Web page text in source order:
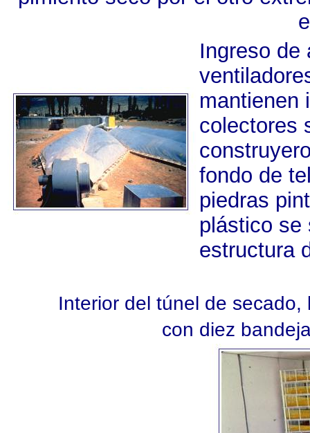
Ingreso de
mantienen
colectores
fondo de
piedras
plástico se
estructura
Interior del túnel de
con diez